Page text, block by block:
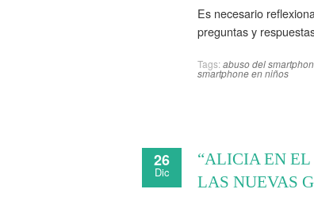
Es necesario
preguntas y
Tags: abuso del
smartphone en niños
26
Dic
“ALICIA EN EL
LAS NUEVAS